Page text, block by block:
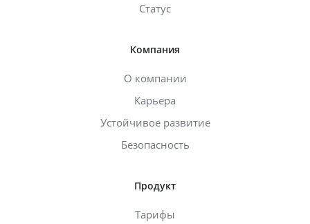
Статус
Компания
О компании
Карьера
Устойчивое развитие
Безопасность
Продукт
Тарифы